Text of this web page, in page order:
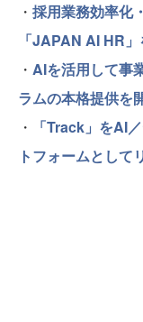
・ 採用業務効率化
「JAPAN AI HR
・ AIを活用して事
ラムの本格提供
・
「Track」をAI
トフォームとし